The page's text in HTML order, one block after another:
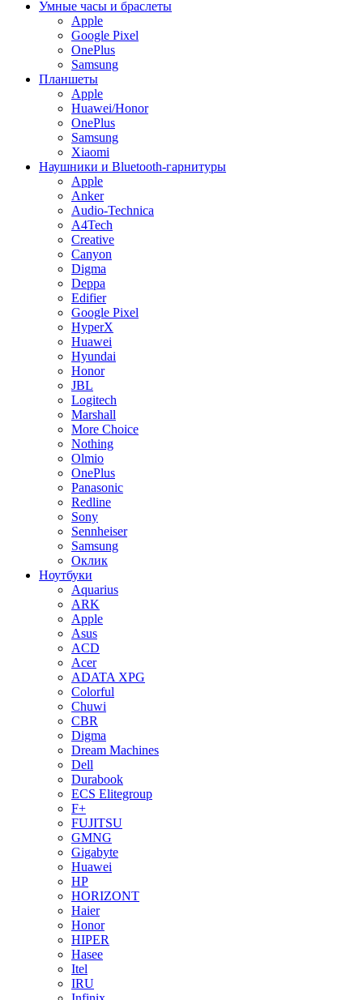
Умные часы и браслеты
Apple
Google Pixel
OnePlus
Samsung
Планшеты
Apple
Huawei/Honor
OnePlus
Samsung
Xiaomi
Наушники и Bluetooth-гарнитуры
Apple
Anker
Audio-Technica
A4Tech
Creative
Canyon
Digma
Deppa
Edifier
Google Pixel
HyperX
Huawei
Hyundai
Honor
JBL
Logitech
Marshall
More Choice
Nothing
Olmio
OnePlus
Panasonic
Redline
Sony
Sennheiser
Samsung
Оклик
Ноутбуки
Aquarius
ARK
Apple
Asus
ACD
Acer
ADATA XPG
Colorful
Chuwi
CBR
Digma
Dream Machines
Dell
Durabook
ECS Elitegroup
F+
FUJITSU
GMNG
Gigabyte
Huawei
HP
HORIZONT
Haier
Honor
HIPER
Hasee
Itel
IRU